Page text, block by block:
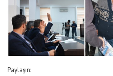
Paylaşın: